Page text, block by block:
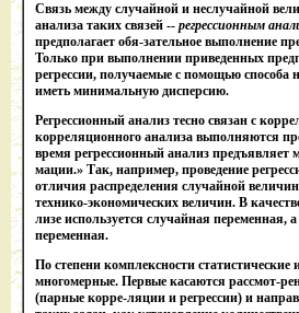
Связь между случайной и неслучайной
анализа таких связей -- регрессионным
предполагает обя-зательное выполнение
Только при выполнении приведенных
регрессии, получаемые с помощью
иметь минимальную дисперсию.
Регрессионный анализ тесно связан с
корреляционного анализа выполняются
время регрессионный анализ предъявляет
мации.» Так, например, проведение
отличия распределения случайной
технико-экономических величин. В
лизе используется случайная переменная,
переменная.
По степени комплексности
многомерные. Первые касаются рассмот-
(парные корре-ляции и регрессии) и